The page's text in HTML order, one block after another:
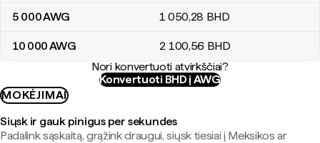
5 000AWG 1 050,28 BHD
10 000AWG 2 100,56 BHD
Nori konvertuoti atvirkščiai?
Konvertuoti BHD į AWG
MOKĖJIMAI
Siųsk ir gauk pinigus per sekundes
Padalink sąskaitą, grąžink draugui, siųsk tiesiai į Meksikos ar